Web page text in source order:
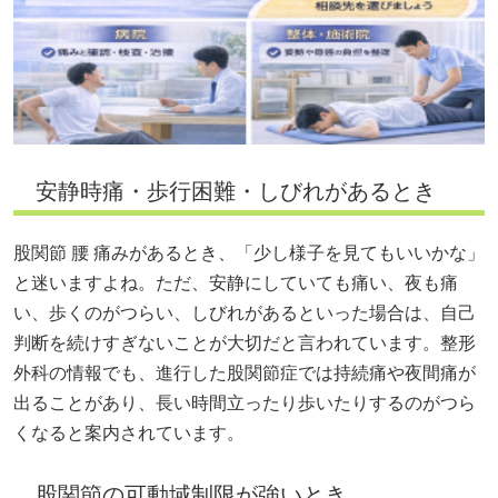
安静時痛・歩行困難・しびれがあるとき
股関節 腰 痛みがあるとき、「少し様子を見てもいいかな」
と迷いますよね。ただ、安静にしていても痛い、夜も痛
い、歩くのがつらい、しびれがあるといった場合は、自己
判断を続けすぎないことが大切だと言われています。整形
外科の情報でも、進行した股関節症では持続痛や夜間痛が
出ることがあり、長い時間立ったり歩いたりするのがつら
くなると案内されています。